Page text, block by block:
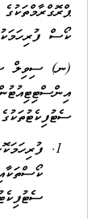
ކޯސް
(ނ) ސިވިލް